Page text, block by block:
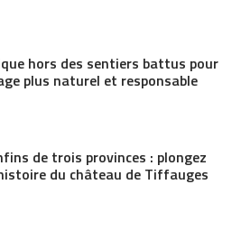
hors des sentiers battus pour
plus naturel et responsable
de trois provinces : plongez
du château de Tiffauges